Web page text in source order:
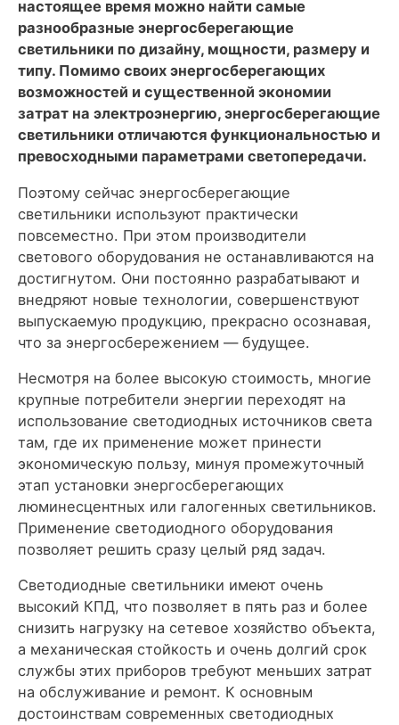
настоящее время можно найти самые
разнообразные энергосберегающие
светильники по дизайну, мощности, размеру и
типу. Помимо своих энергосберегающих
возможностей и существенной экономии
затрат на электроэнергию, энергосберегающие
светильники отличаются функциональностью и
превосходными параметрами светопередачи.
Поэтому сейчас энергосберегающие
светильники используют практически
повсеместно. При этом производители
светового оборудования не останавливаются на
достигнутом. Они постоянно разрабатывают и
внедряют новые технологии, совершенствуют
выпускаемую продукцию, прекрасно осознавая,
что за энергосбережением — будущее.
Несмотря на более высокую стоимость, многие
крупные потребители энергии переходят на
использование светодиодных источников света
там, где их применение может принести
экономическую пользу, минуя промежуточный
этап установки энергосберегающих
люминесцентных или галогенных светильников.
Применение светодиодного оборудования
позволяет решить сразу целый ряд задач.
Светодиодные светильники имеют очень
высокий КПД, что позволяет в пять раз и более
снизить нагрузку на сетевое хозяйство объекта,
а механическая стойкость и очень долгий срок
службы этих приборов требуют меньших затрат
на обслуживание и ремонт. К основным
достоинствам современных светодиодных